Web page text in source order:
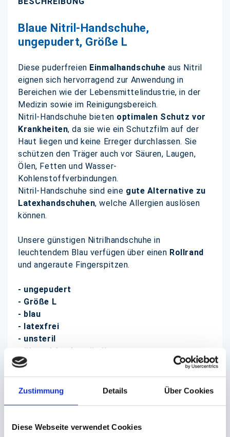
Zustimmung Details Über Cookies
Diese Webseite verwendet Cookies
Blaue Nitril-Handschuhe,
ungepudert, Größe L
Diese puderfreien Einmalhandschuhe aus Nitril
eignen sich hervorragend zur Anwendung in
Bereichen wie der Lebensmittelindustrie, in der
Medizin sowie im Reinigungsbereich.
Nitril-Handschuhe bieten optimalen Schutz vor
Krankheiten, da sie wie ein Schutzfilm auf der
Haut liegen und keine Erreger durchlassen. Sie
schützen den Träger auch vor Säuren, Laugen,
Ölen, Fetten und Wasser-
Kohlenstoffverbindungen.
Nitril-Handschuhe sind eine gute Alternative zu
Latexhandschuhen, welche Allergien auslösen
können.
Unsere günstigen Nitrilhandschuhe in
leuchtendem Blau verfügen über einen Rollrand
und angeraute Fingerspitzen.
- ungepudert
- Größe L
- blau
- latexfrei
- unsteril
- öl- und fettbeständig
- lebensmittelecht
- extrem elastisch
- Einmalhandschuhe (auch Einweghandschuhe)
- sehr gutes Tastempfinden